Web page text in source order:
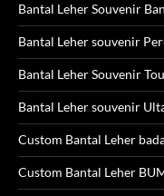
Bantal Leher Souvenir
Bantal Leher souvenir
Bantal Leher Souvenir
Bantal Leher souvenir
Custom Bantal Leher
Custom Bantal Leher